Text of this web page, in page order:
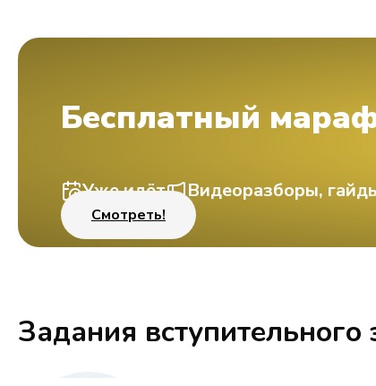
Бесплатный
Уже идёт Видеоразборы,
Смотреть!
Задания вступительного